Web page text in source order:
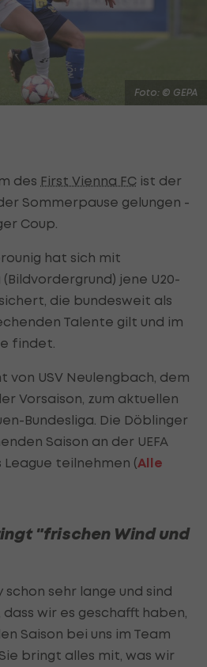
Foto: © GEPA
des First Vienna FC ist der
Sommerpause gelungen -
Coup.
hat sich mit
jene U20-
die bundesweit als
Talente gilt und im
findet.
von USV Neulengbach, dem
Vorsaison, zum aktuellen
Bundesliga. Die Döblinger
Saison an der UEFA
League teilnehmen (Alle
"frischen Wind und
sehr lange und sind
dass wir es geschafft haben,
Saison bei uns im Team
bringt alles mit, was wir